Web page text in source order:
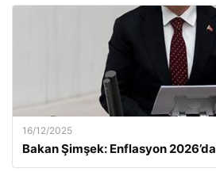
16/12/2025
Bakan Şimşek: Enflasyon